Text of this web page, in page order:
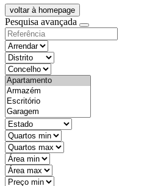
voltar à homepage
Pesquisa avançada
objective
districtId
countyId
types
state
mintypo
maxtypo
minarea
maxarea
minprice